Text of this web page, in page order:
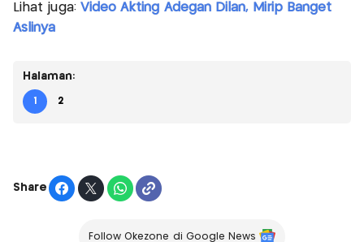
Lihat juga: Video Akting Adegan Dilan, Mirip Banget
Aslinya
Halaman:
1 2
Share
Follow Okezone di Google News